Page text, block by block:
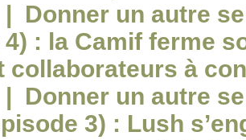
| Donner un autre
: la Camif ferme
collaborateurs à
| Donner un autre
3) : Lush